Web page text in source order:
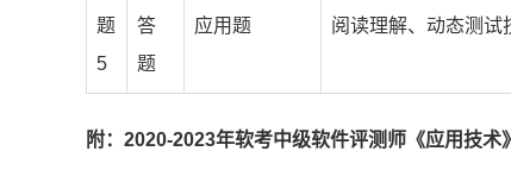
题
5
答
题
应用题 阅读理解、动态测试
附：2020-2023年软考中级软件评测师《应用技术